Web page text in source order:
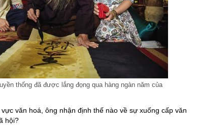
thống đã được lắng đọng qua hàng ngàn năm của
văn hoá, ông nhận định thế nào về sự xuống cấp văn
hội?